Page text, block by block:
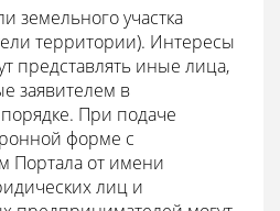
земельного участка
территории). Интересы
представлять иные лица,
заявителем в
При подаче
форме с
Портала от имени
лиц и